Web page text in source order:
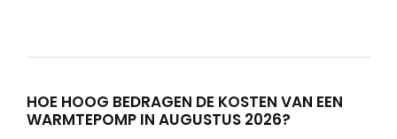
HOE HOOG BEDRAGEN DE KOSTEN VAN EEN
WARMTEPOMP IN AUGUSTUS 2026?